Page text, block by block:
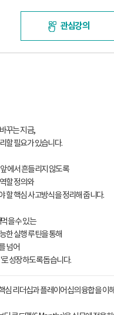
관심강의
꾸는 지금,
할 필요가 있습니다.
에서 흔들리지 않도록
할 정의와
할 핵심 사고방식을 정리해 줍니다.
을 수 있는
한 실행 루틴을 통해
넘어
성장하도록 돕습니다.
심 리더십과 플레이어십의 융합을 이